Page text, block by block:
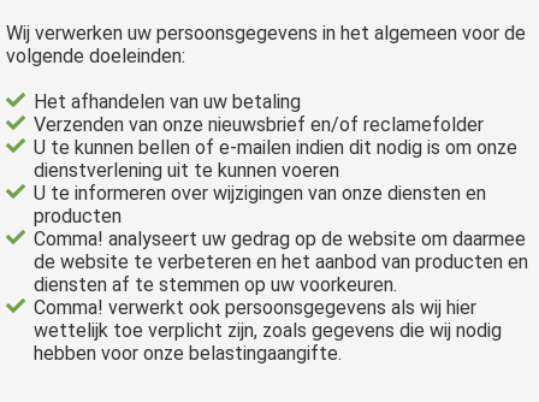
Wij verwerken uw persoonsgegevens in het algemeen voor de
volgende doeleinden:
Het afhandelen van uw betaling
Verzenden van onze nieuwsbrief en/of reclamefolder
U te kunnen bellen of e-mailen indien dit nodig is om onze
dienstverlening uit te kunnen voeren
U te informeren over wijzigingen van onze diensten en
producten
Comma! analyseert uw gedrag op de website om daarmee
de website te verbeteren en het aanbod van producten en
diensten af te stemmen op uw voorkeuren.
Comma! verwerkt ook persoonsgegevens als wij hier
wettelijk toe verplicht zijn, zoals gegevens die wij nodig
hebben voor onze belastingaangifte.